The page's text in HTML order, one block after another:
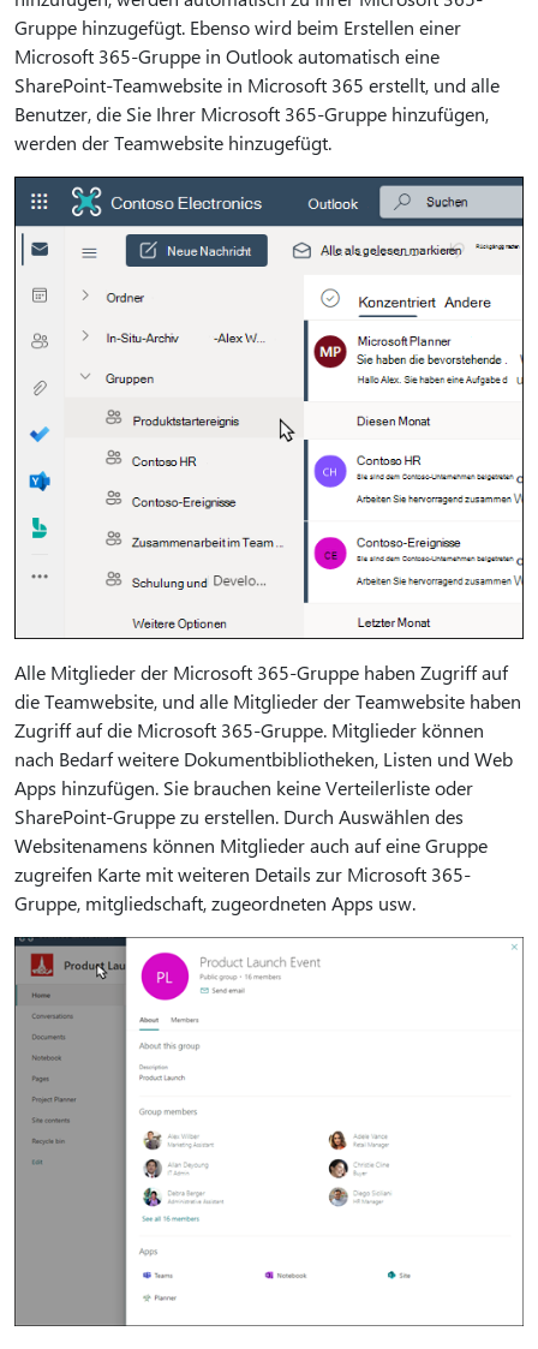
Gruppe hinzugefügt. Ebenso wird beim Erstellen einer
Microsoft 365-Gruppe in Outlook automatisch eine
SharePoint-Teamwebsite in Microsoft 365 erstellt, und alle
Benutzer, die Sie Ihrer Microsoft 365-Gruppe hinzufügen,
werden der Teamwebsite hinzugefügt.
Alle Mitglieder der Microsoft 365-Gruppe haben Zugriff auf
die Teamwebsite, und alle Mitglieder der Teamwebsite haben
Zugriff auf die Microsoft 365-Gruppe. Mitglieder können
nach Bedarf weitere Dokumentbibliotheken, Listen und Web
Apps hinzufügen. Sie brauchen keine Verteilerliste oder
SharePoint-Gruppe zu erstellen. Durch Auswählen des
Websitenamens können Mitglieder auch auf eine Gruppe
zugreifen Karte mit weiteren Details zur Microsoft 365-
Gruppe, mitgliedschaft, zugeordneten Apps usw.